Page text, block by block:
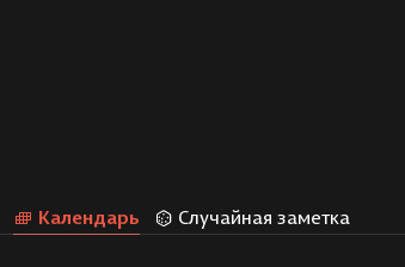
Календарь Случайная заметка